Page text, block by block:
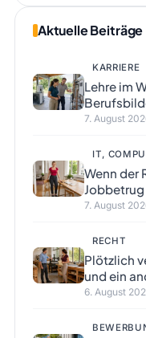
Aktuelle Beiträge
KARRIERE
Lehre im
7. August
IT,
Wenn der
Jobbetrug
7. August
RECHT
Plötzlich
und ein
6. August